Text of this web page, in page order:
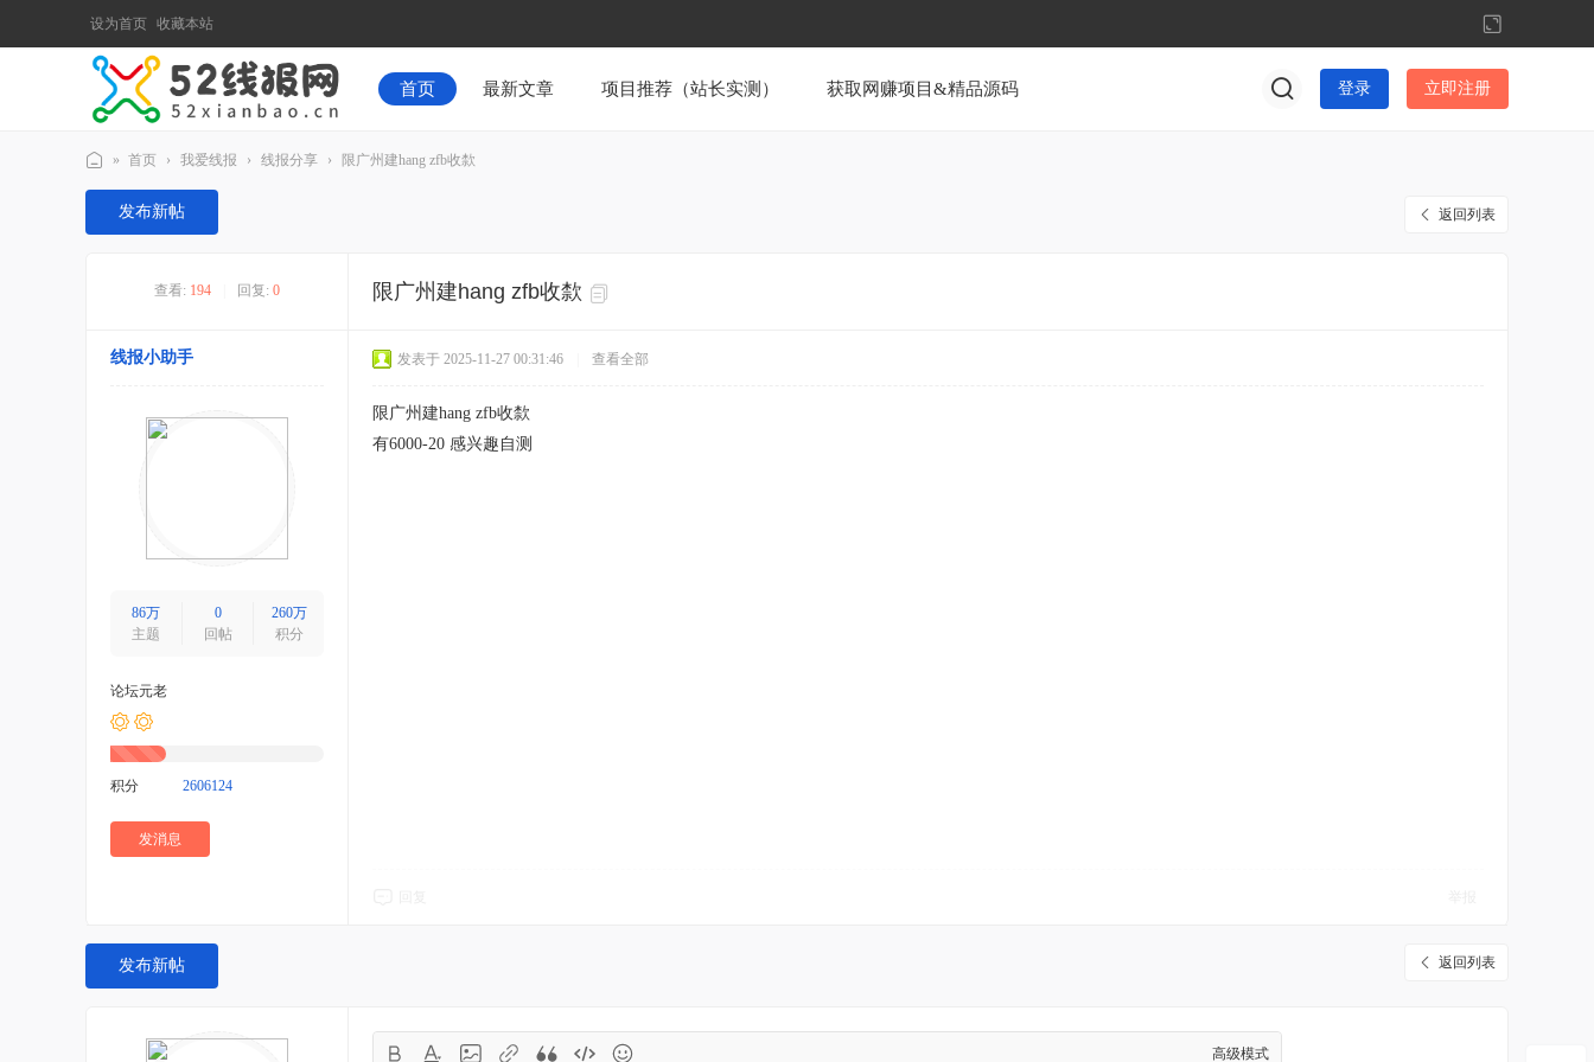
设为首页 收藏本站
切
换
到
宽
首页 最新文章 项目推荐（站长实测） 获取网赚项目&精品源码 登录 立即注册
52
线
» 首页 › 我爱线报 › 线报分享 › 限广州建hang zfb收歀
返回列表
发布新帖
查看: 194 回复: 0 限广州建hang zfb收歀
线报小助手
86万
主题
0
回帖
260万
积分
论坛元老
积分 2606124
发消息
发表于 2025-11-27 00:31:46 查看全部
限广州建hang zfb收歀
有6000-20 感兴趣自测
返回列表
发布新帖
高级模式